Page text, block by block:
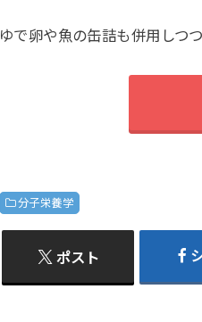
ゆで卵や魚の缶詰も併用しつ
分子栄養学
ポスト